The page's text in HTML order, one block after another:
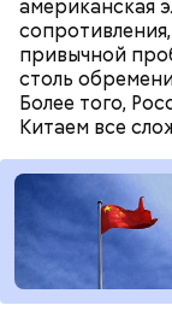
американская
привычной
столь
Более того,
Китаем все
беспокоиться
радиации.
— Но
решает
Есть масса
рекламную
реализации
ненужных
замыливание